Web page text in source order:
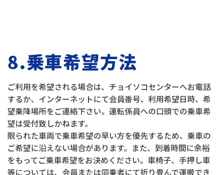
8.乗車希望方法
ご利用を希望される場合は、チョイソコセンターへお電話
するか、インターネットにて会員番号、利用希望日時、希
望乗降場所をご連絡下さい。運転係員への口頭での乗車希
望は受付致しかねます。
限られた車両で乗車希望の早い方を優先するため、乗車の
ご希望に沿えない場合があります。また、到着時間に余裕
をもってご乗車希望をお決めください。車椅子、手押し車
等については、会員または同乗者にて折り畳んで運搬でき